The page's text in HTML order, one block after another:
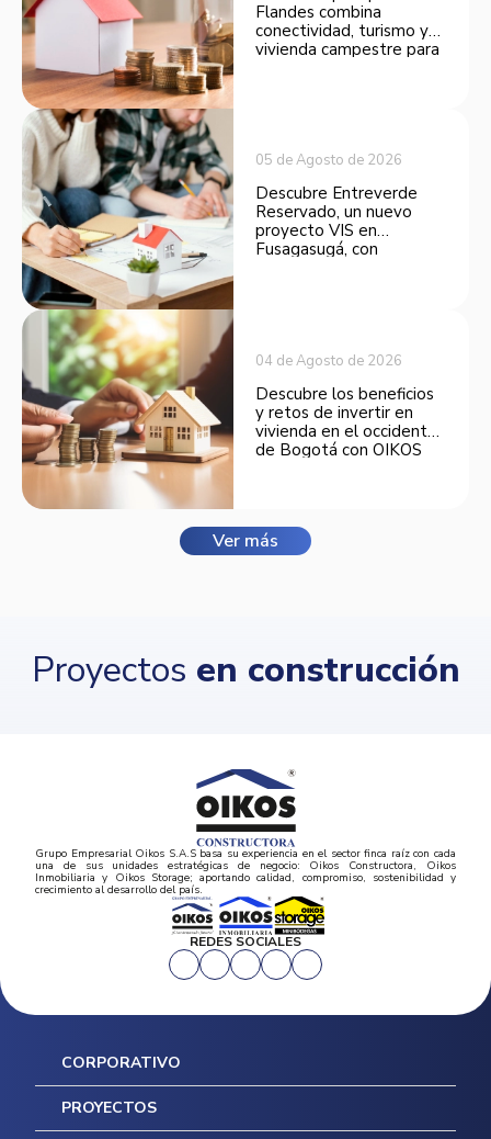
Flandes combina
conectividad, turismo y
vivienda campestre para
05 de Agosto de 2026
Descubre Entreverde
Reservado, un nuevo
proyecto VIS en
Fusagasugá, con
04 de Agosto de 2026
Descubre los beneficios
y retos de invertir en
vivienda en el occidente
de Bogotá con OIKOS
Ver más
Proyectos en construcción
Grupo Empresarial Oikos S.A.S basa su experiencia en el sector finca raíz con cada
una de sus unidades estratégicas de negocio: Oikos Constructora, Oikos
Inmobiliaria y Oikos Storage; aportando calidad, compromiso, sostenibilidad y
crecimiento al desarrollo del país.
REDES SOCIALES
CORPORATIVO
Inicio
Mapa del sitio
PROYECTOS